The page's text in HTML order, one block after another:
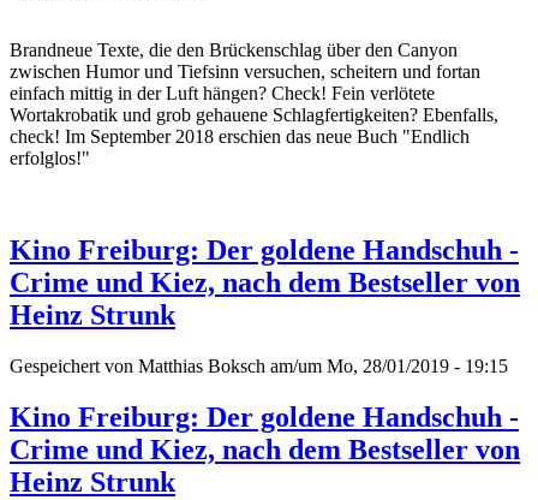
Brandneue Texte, die den Brückenschlag über den Canyon
zwischen Humor und Tiefsinn versuchen, scheitern und fortan
einfach mittig in der Luft hängen? Check! Fein verlötete
Wortakrobatik und grob gehauene Schlagfertigkeiten? Ebenfalls,
check! Im September 2018 erschien das neue Buch "Endlich
erfolglos!"
Kino Freiburg: Der goldene Handschuh -
Crime und Kiez, nach dem Bestseller von
Heinz Strunk
Gespeichert von Matthias Boksch am/um Mo, 28/01/2019 - 19:15
Kino Freiburg: Der goldene Handschuh -
Crime und Kiez, nach dem Bestseller von
Heinz Strunk